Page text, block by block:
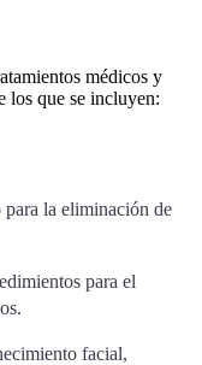
médicos y
los que se incluyen:
la eliminación de
para el
facial,